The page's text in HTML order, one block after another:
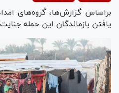
Video
براساس گزارش‌ها، گروه‌های
یافتن بازماندگان این حمله